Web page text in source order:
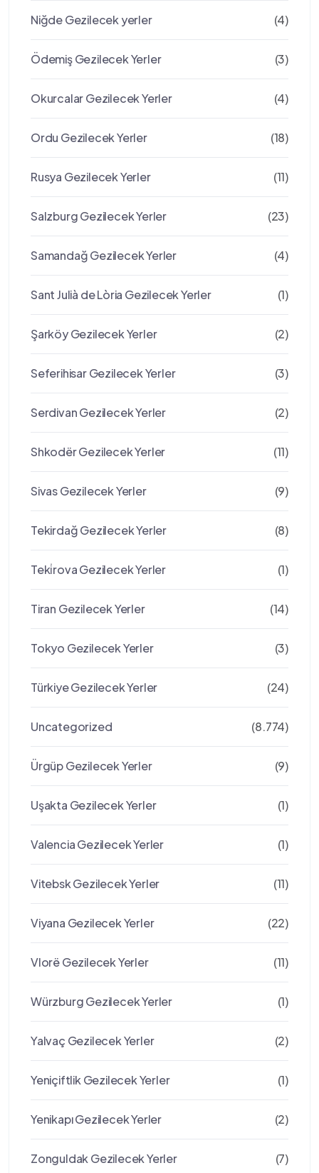
Niğde Gezilecek yerler (4)
Ödemiş Gezilecek Yerler (3)
Okurcalar Gezilecek Yerler (4)
Ordu Gezilecek Yerler (18)
Rusya Gezilecek Yerler (11)
Salzburg Gezilecek Yerler (23)
Samandağ Gezilecek Yerler (4)
Sant Julià de Lòria Gezilecek Yerler (1)
Şarköy Gezilecek Yerler (2)
Seferihisar Gezilecek Yerler (3)
Serdivan Gezilecek Yerler (2)
Shkodër Gezilecek Yerler (11)
Sivas Gezilecek Yerler (9)
Tekirdağ Gezilecek Yerler (8)
Teki̇rova Gezilecek Yerler (1)
Tiran Gezilecek Yerler (14)
Tokyo Gezilecek Yerler (3)
Türkiye Gezilecek Yerler (24)
Uncategorized (8.774)
Ürgüp Gezilecek Yerler (9)
Uşakta Gezilecek Yerler (1)
Valencia Gezilecek Yerler (1)
Vitebsk Gezilecek Yerler (11)
Viyana Gezilecek Yerler (22)
Vlorë Gezilecek Yerler (11)
Würzburg Gezilecek Yerler (1)
Yalvaç Gezilecek Yerler (2)
Yeniçiftlik Gezilecek Yerler (1)
Yenikapı Gezilecek Yerler (2)
Zonguldak Gezilecek Yerler (7)